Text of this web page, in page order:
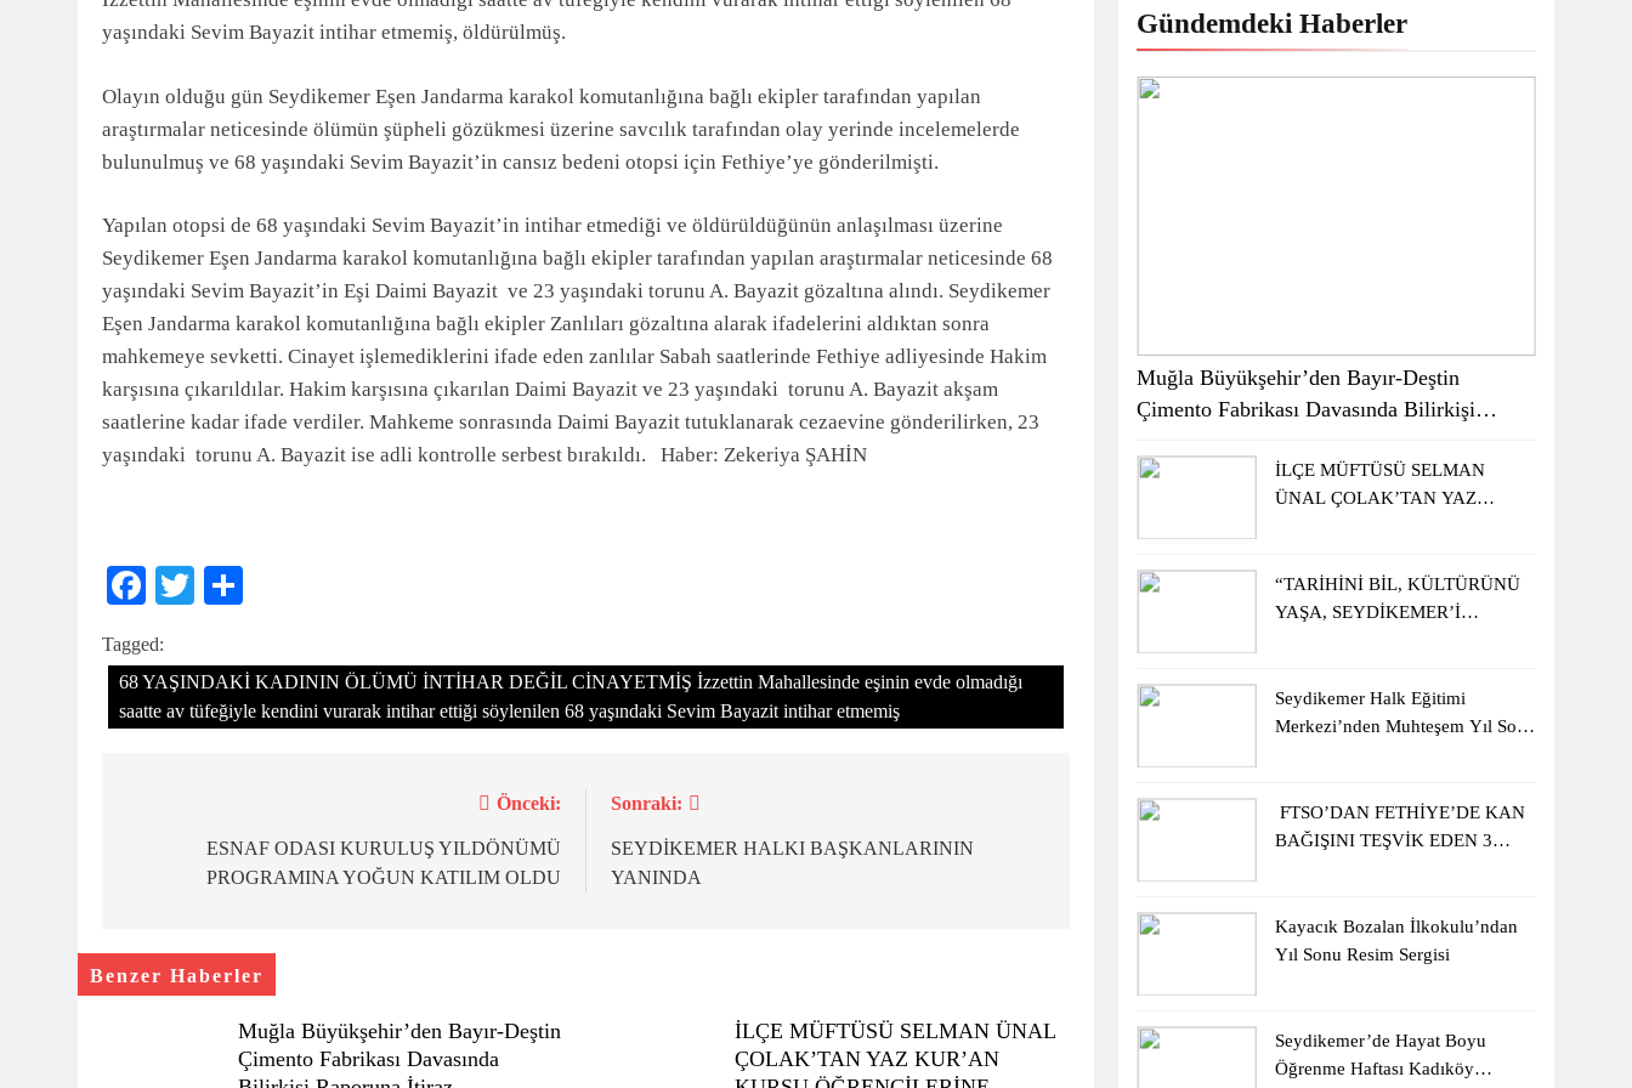
3 Ay Önce
yaşındaki Sevim Bayazit intihar etmemiş, öldürülmüş.
Olayın olduğu gün Seydikemer Eşen Jandarma karakol komutanlığına bağlı ekipler tarafından yapılan
araştırmalar neticesinde ölümün şüpheli gözükmesi üzerine savcılık tarafından olay yerinde incelemelerde
bulunulmuş ve 68 yaşındaki Sevim Bayazit’in cansız bedeni otopsi için Fethiye’ye gönderilmişti.
Yapılan otopsi de 68 yaşındaki Sevim Bayazit’in intihar etmediği ve öldürüldüğünün anlaşılması üzerine
Seydikemer Eşen Jandarma karakol komutanlığına bağlı ekipler tarafından yapılan araştırmalar neticesinde 68
yaşındaki Sevim Bayazit’in Eşi Daimi Bayazit ve 23 yaşındaki torunu A. Bayazit gözaltına alındı. Seydikemer
Eşen Jandarma karakol komutanlığına bağlı ekipler Zanlıları gözaltına alarak ifadelerini aldıktan sonra
mahkemeye sevketti. Cinayet işlemediklerini ifade eden zanlılar Sabah saatlerinde Fethiye adliyesinde Hakim
karşısına çıkarıldılar. Hakim karşısına çıkarılan Daimi Bayazit ve 23 yaşındaki torunu A. Bayazit akşam
saatlerine kadar ifade verdiler. Mahkeme sonrasında Daimi Bayazit tutuklanarak cezaevine gönderilirken, 23
yaşındaki torunu A. Bayazit ise adli kontrolle serbest bırakıldı. Haber: Zekeriya ŞAHİN
Facebook
Twitter
Tagged:
68 YAŞINDAKİ KADININ ÖLÜMÜ İNTİHAR DEĞİL CİNAYETMİŞ İzzettin Mahallesinde eşinin evde olmadığı
saatte av tüfeğiyle kendini vurarak intihar ettiği söylenilen 68 yaşındaki Sevim Bayazit intihar etmemiş
gezinmesi
Önceki:
ESNAF ODASI KURULUŞ YILDÖNÜMÜ
PROGRAMINA YOĞUN KATILIM OLDU
Sonraki:
SEYDİKEMER HALKI BAŞKANLARININ
YANINDA
Benzer Haberler
Muğla Büyükşehir’den Bayır-Deştin
Çimento Fabrikası Davasında
İLÇE MÜFTÜSÜ SELMAN ÜNAL
ÇOLAK’TAN YAZ KUR’AN
Gündemdeki Haberler
Muğla Büyükşehir’den Bayır-Deştin
Çimento Fabrikası Davasında Bilirkişi
İLÇE MÜFTÜSÜ SELMAN
ÜNAL ÇOLAK’TAN YAZ
“TARİHİNİ BİL, KÜLTÜRÜNÜ
YAŞA, SEYDİKEMER’İ
Seydikemer Halk Eğitimi
Merkezi’nden Muhteşem Yıl Sonu
FTSO’DAN FETHİYE’DE KAN
BAĞIŞINI TEŞVİK EDEN 3
Kayacık Bozalan İlkokulu’ndan
Yıl Sonu Resim Sergisi
Seydikemer’de Hayat Boyu
Öğrenme Haftası Kadıköy